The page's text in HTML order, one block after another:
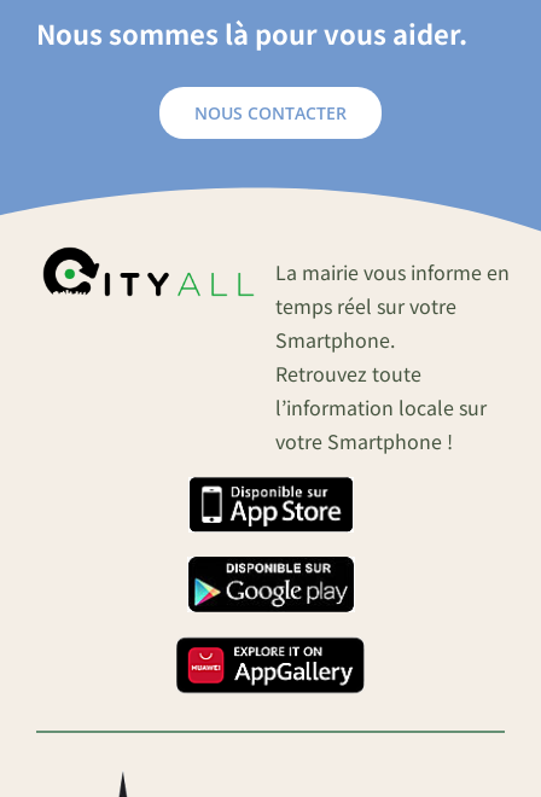
Nous sommes là pour vous aider.
NOUS CONTACTER
La mairie vous informe en
temps réel sur votre
Smartphone.
Retrouvez toute
l’information locale sur
votre Smartphone !